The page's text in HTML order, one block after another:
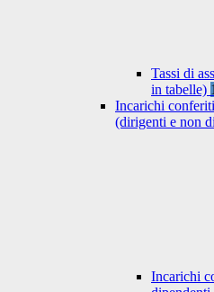
Tassi di
in tabelle)
Incarichi
(dirigenti e non
Incarichi